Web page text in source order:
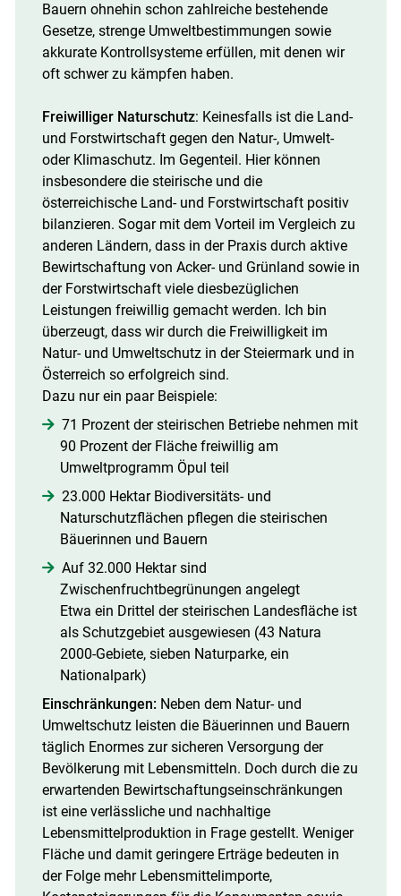
Skip to main content
Bauern ohnehin schon zahlreiche bestehende
Gesetze, strenge Umweltbestimmungen sowie
akkurate Kontrollsysteme erfüllen, mit denen wir
oft schwer zu kämpfen haben.
Freiwilliger Naturschutz: Keinesfalls ist die Land-
und Forstwirtschaft gegen den Natur-, Umwelt-
oder Klimaschutz. Im Gegenteil. Hier können
insbesondere die steirische und die
österreichische Land- und Forstwirtschaft positiv
bilanzieren. Sogar mit dem Vorteil im Vergleich zu
anderen Ländern, dass in der Praxis durch aktive
Bewirtschaftung von Acker- und Grünland sowie in
der Forstwirtschaft viele diesbezüglichen
Leistungen freiwillig gemacht werden. Ich bin
überzeugt, dass wir durch die Freiwilligkeit im
Natur- und Umweltschutz in der Steiermark und in
Österreich so erfolgreich sind.
Dazu nur ein paar Beispiele:
71 Prozent der steirischen Betriebe nehmen mit
90 Prozent der Fläche freiwillig am
Umweltprogramm Öpul teil
23.000 Hektar Biodiversitäts- und
Naturschutzflächen pflegen die steirischen
Bäuerinnen und Bauern
Auf 32.000 Hektar sind
Zwischenfruchtbegrünungen angelegt
Etwa ein Drittel der steirischen Landesfläche ist
als Schutzgebiet ausgewiesen (43 Natura
2000-Gebiete, sieben Naturparke, ein
Nationalpark)
Einschränkungen: Neben dem Natur- und
Umweltschutz leisten die Bäuerinnen und Bauern
täglich Enormes zur sicheren Versorgung der
Bevölkerung mit Lebensmitteln. Doch durch die zu
erwartenden Bewirtschaftungseinschränkungen
ist eine verlässliche und nachhaltige
Lebensmittelproduktion in Frage gestellt. Weniger
Fläche und damit geringere Erträge bedeuten in
der Folge mehr Lebensmittelimporte,